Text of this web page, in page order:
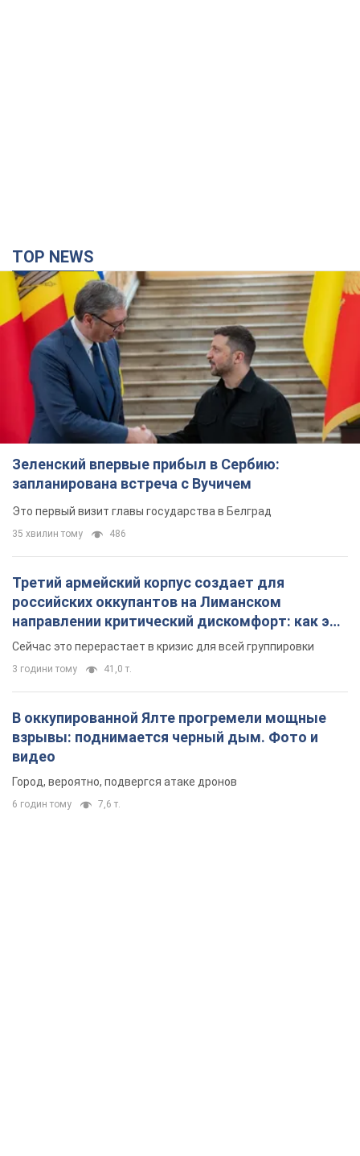
TOP NEWS
Зеленский впервые прибыл в Сербию:
запланирована встреча с Вучичем
Это первый визит главы государства в Белград
35 хвилин тому 486
Третий армейский корпус создает для
российских оккупантов на Лиманском
направлении критический дискомфорт: как это
удалось
Сейчас это перерастает в кризис для всей группировки
3 години тому 41,0 т.
В оккупированной Ялте прогремели мощные
взрывы: поднимается черный дым. Фото и
видео
Город, вероятно, подвергся атаке дронов
6 годин тому 7,6 т.